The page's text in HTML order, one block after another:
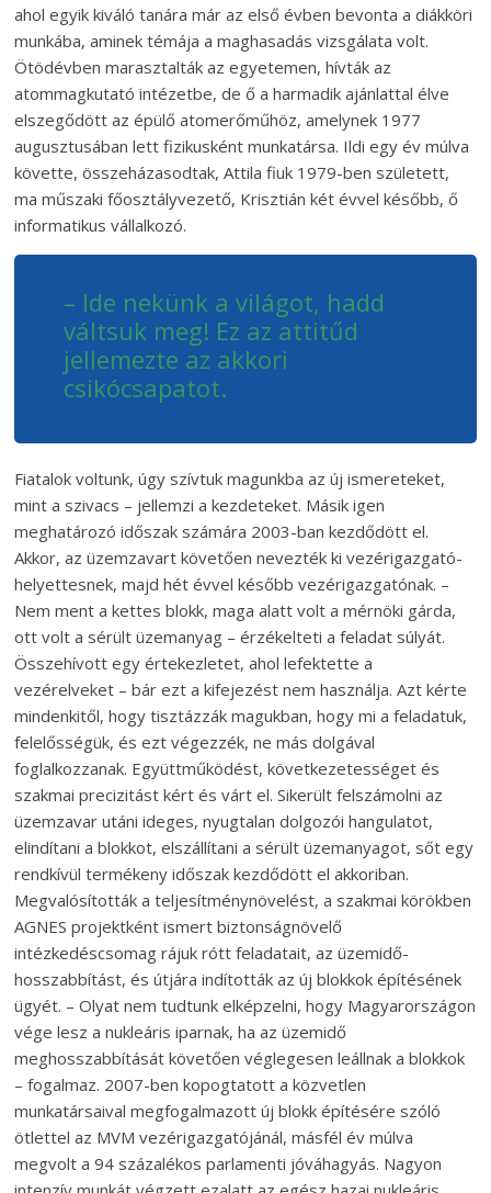
ahol egyik kiváló tanára már az első évben bevonta a diákköri
munkába, aminek témája a maghasadás vizsgálata volt.
Ötödévben marasztalták az egyetemen, hívták az
atommagkutató intézetbe, de ő a harmadik ajánlattal élve
elszegődött az épülő atomerőműhöz, amelynek 1977
augusztusában lett fizikusként munkatársa. Ildi egy év múlva
követte, összeházasodtak, Attila fiuk 1979-ben született,
ma műszaki főosztályvezető, Krisztián két évvel később, ő
informatikus vállalkozó.
– Ide nekünk a világot, hadd
váltsuk meg! Ez az attitűd
jellemezte az akkori
csikócsapatot.
Fiatalok voltunk, úgy szívtuk magunkba az új ismereteket,
mint a szivacs – jellemzi a kezdeteket. Másik igen
meghatározó időszak számára 2003-ban kezdődött el.
Akkor, az üzemzavart követően nevezték ki vezérigazgató-
helyettesnek, majd hét évvel később vezérigazgatónak. –
Nem ment a kettes blokk, maga alatt volt a mérnöki gárda,
ott volt a sérült üzemanyag – érzékelteti a feladat súlyát.
Összehívott egy értekezletet, ahol lefektette a
vezérelveket – bár ezt a kifejezést nem használja. Azt kérte
mindenkitől, hogy tisztázzák magukban, hogy mi a feladatuk,
felelősségük, és ezt végezzék, ne más dolgával
foglalkozzanak. Együttműködést, következetességet és
szakmai precizitást kért és várt el. Sikerült felszámolni az
üzemzavar utáni ideges, nyugtalan dolgozói hangulatot,
elindítani a blokkot, elszállítani a sérült üzemanyagot, sőt egy
rendkívül termékeny időszak kezdődött el akkoriban.
Megvalósították a teljesítménynövelést, a szakmai körökben
AGNES projektként ismert biztonságnövelő
intézkedéscsomag rájuk rótt feladatait, az üzemidő-
hosszabbítást, és útjára indították az új blokkok építésének
ügyét. – Olyat nem tudtunk elképzelni, hogy Magyarországon
vége lesz a nukleáris iparnak, ha az üzemidő
meghosszabbítását követően véglegesen leállnak a blokkok
– fogalmaz. 2007-ben kopogtatott a közvetlen
munkatársaival megfogalmazott új blokk építésére szóló
ötlettel az MVM vezérigazgatójánál, másfél év múlva
megvolt a 94 százalékos parlamenti jóváhagyás. Nagyon